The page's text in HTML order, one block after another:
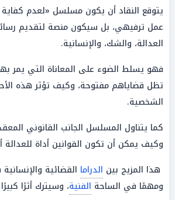
يتوقع النقاد أن يكون مسلسل «لعدم
عمل ترفيهي، بل سيكون منصة لتقديم
العدالة، والشك، والإنسانية.
فهو يسلط الضوء على المعاناة التي يمر
تظل قضاياهم مفتوحة، وكيف تؤثر هذه
الشخصية.
كما يتناول المسلسل الجانب القانوني
وكيف يمكن أن تكون القوانين أداة للعدالة
هذا المزيج بين الدراما القضائية
ومهمًا في الساحة الفنية، وسيترك أثرًا